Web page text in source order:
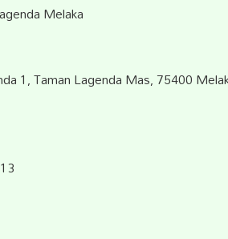
1, Taman Lagenda Mas, 75400